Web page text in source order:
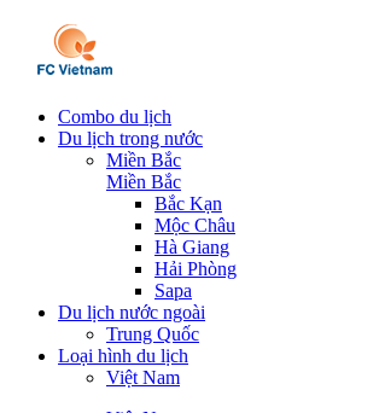
Combo du lịch
Du lịch trong nước
Miền Bắc
Miền Bắc
Bắc Kạn
Mộc Châu
Hà Giang
Hải Phòng
Sapa
Du lịch nước ngoài
Trung Quốc
Loại hình du lịch
Việt Nam